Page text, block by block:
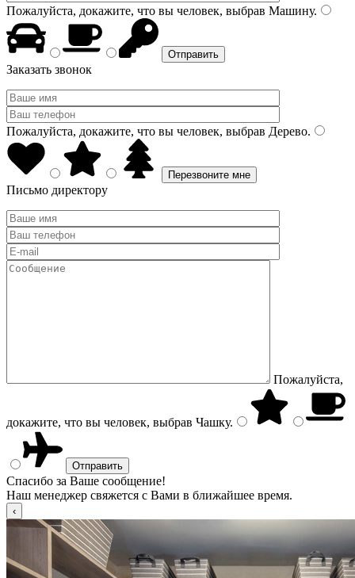
Пожалуйста, докажите, что вы человек, выбрав Машину.
Заказать звонок
Пожалуйста, докажите, что вы человек, выбрав Дерево.
Письмо директору
Пожалуйста,
докажите, что вы человек, выбрав Чашку.
Спасибо за Ваше сообщение!
Наш менеджер свяжется с Вами в ближайшее время.